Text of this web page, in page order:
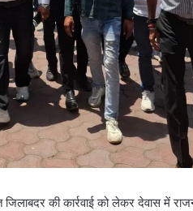
की कार्रवाई को लेकर देवास में